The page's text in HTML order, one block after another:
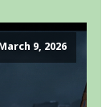
9, 2026